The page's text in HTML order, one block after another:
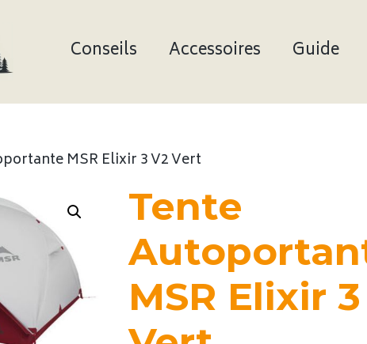
Conseils Accessoires Guide
MSR Elixir 3 V2 Vert
Tente
MSR Elixir